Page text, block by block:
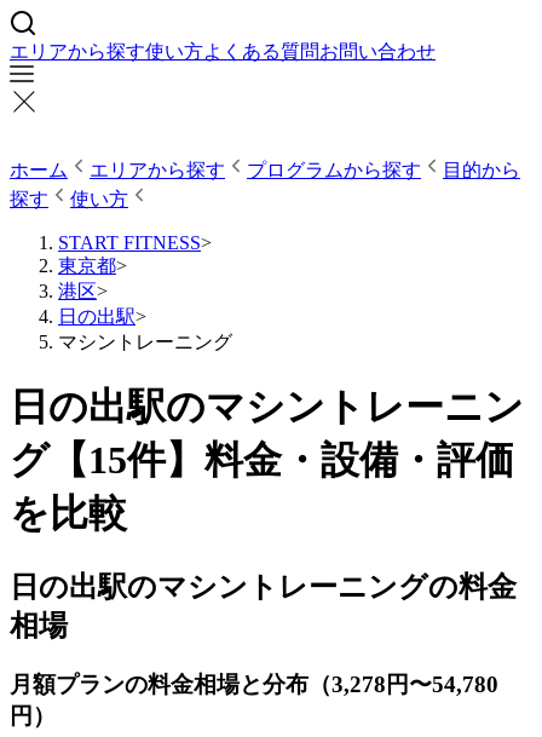
エリアから探す使い方よくある質問お問い合わせ
ホーム エリアから探す プログラムから探す
目的から
探す
使い方
START FITNESS>
東京都>
港区>
日の出駅>
マシントレーニング
日の出駅のマシントレーニン
グ【15件】料金・設備・評価
を比較
日の出駅のマシントレーニングの料金
相場
月額プランの料金相場と分布（3,278円〜54,780
円）